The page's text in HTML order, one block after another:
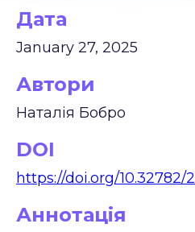
Дата
January 27, 2025
Автори
Наталія Бобро
DOI
https://doi.org/10.32782/
Аннотація